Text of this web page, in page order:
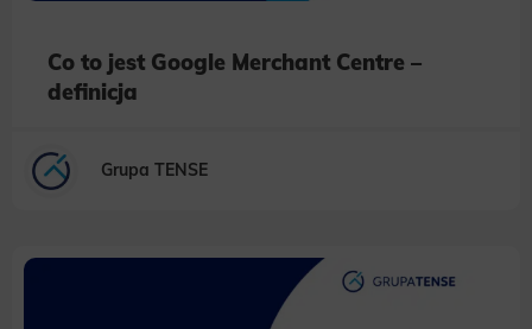
Co to jest Google Merchant Centre –
definicja
Grupa TENSE